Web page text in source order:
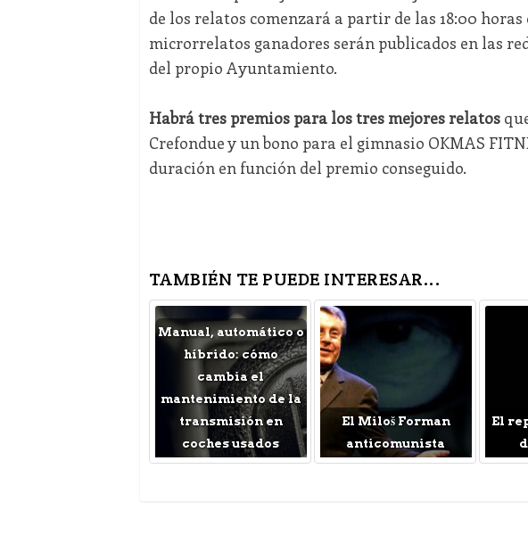
de los relatos comenzará a partir de las 18:00 horas
microrrelatos ganadores serán publicados en las
del propio Ayuntamiento.
Habrá tres premios para los tres mejores relatos
Crefondue y un bono para el gimnasio OKMAS
duración en función del premio conseguido.
TAMBIÉN TE PUEDE INTERESAR...
Manual, automático o
híbrido: cómo
cambia el
mantenimiento de la
transmisión en
coches usados
El Miloš Forman
anticomunista
El